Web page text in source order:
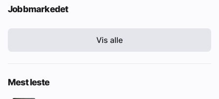
Jobbmarkedet
Vis alle
Mest leste